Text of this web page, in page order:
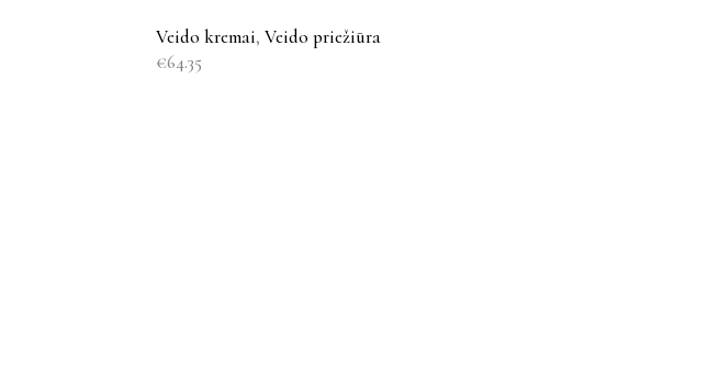
Veido kremai, Veido priežiūra
€64.35